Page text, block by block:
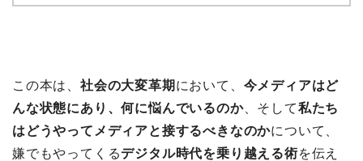
この本は、 社会の大変革期 において、 今メディアはど
んな状態にあり、何に悩んでいるのか、そして私たち
はどうやってメディアと接するべきなのかについて、
嫌でもやってくるデジタル時代を乗り越える術を伝え